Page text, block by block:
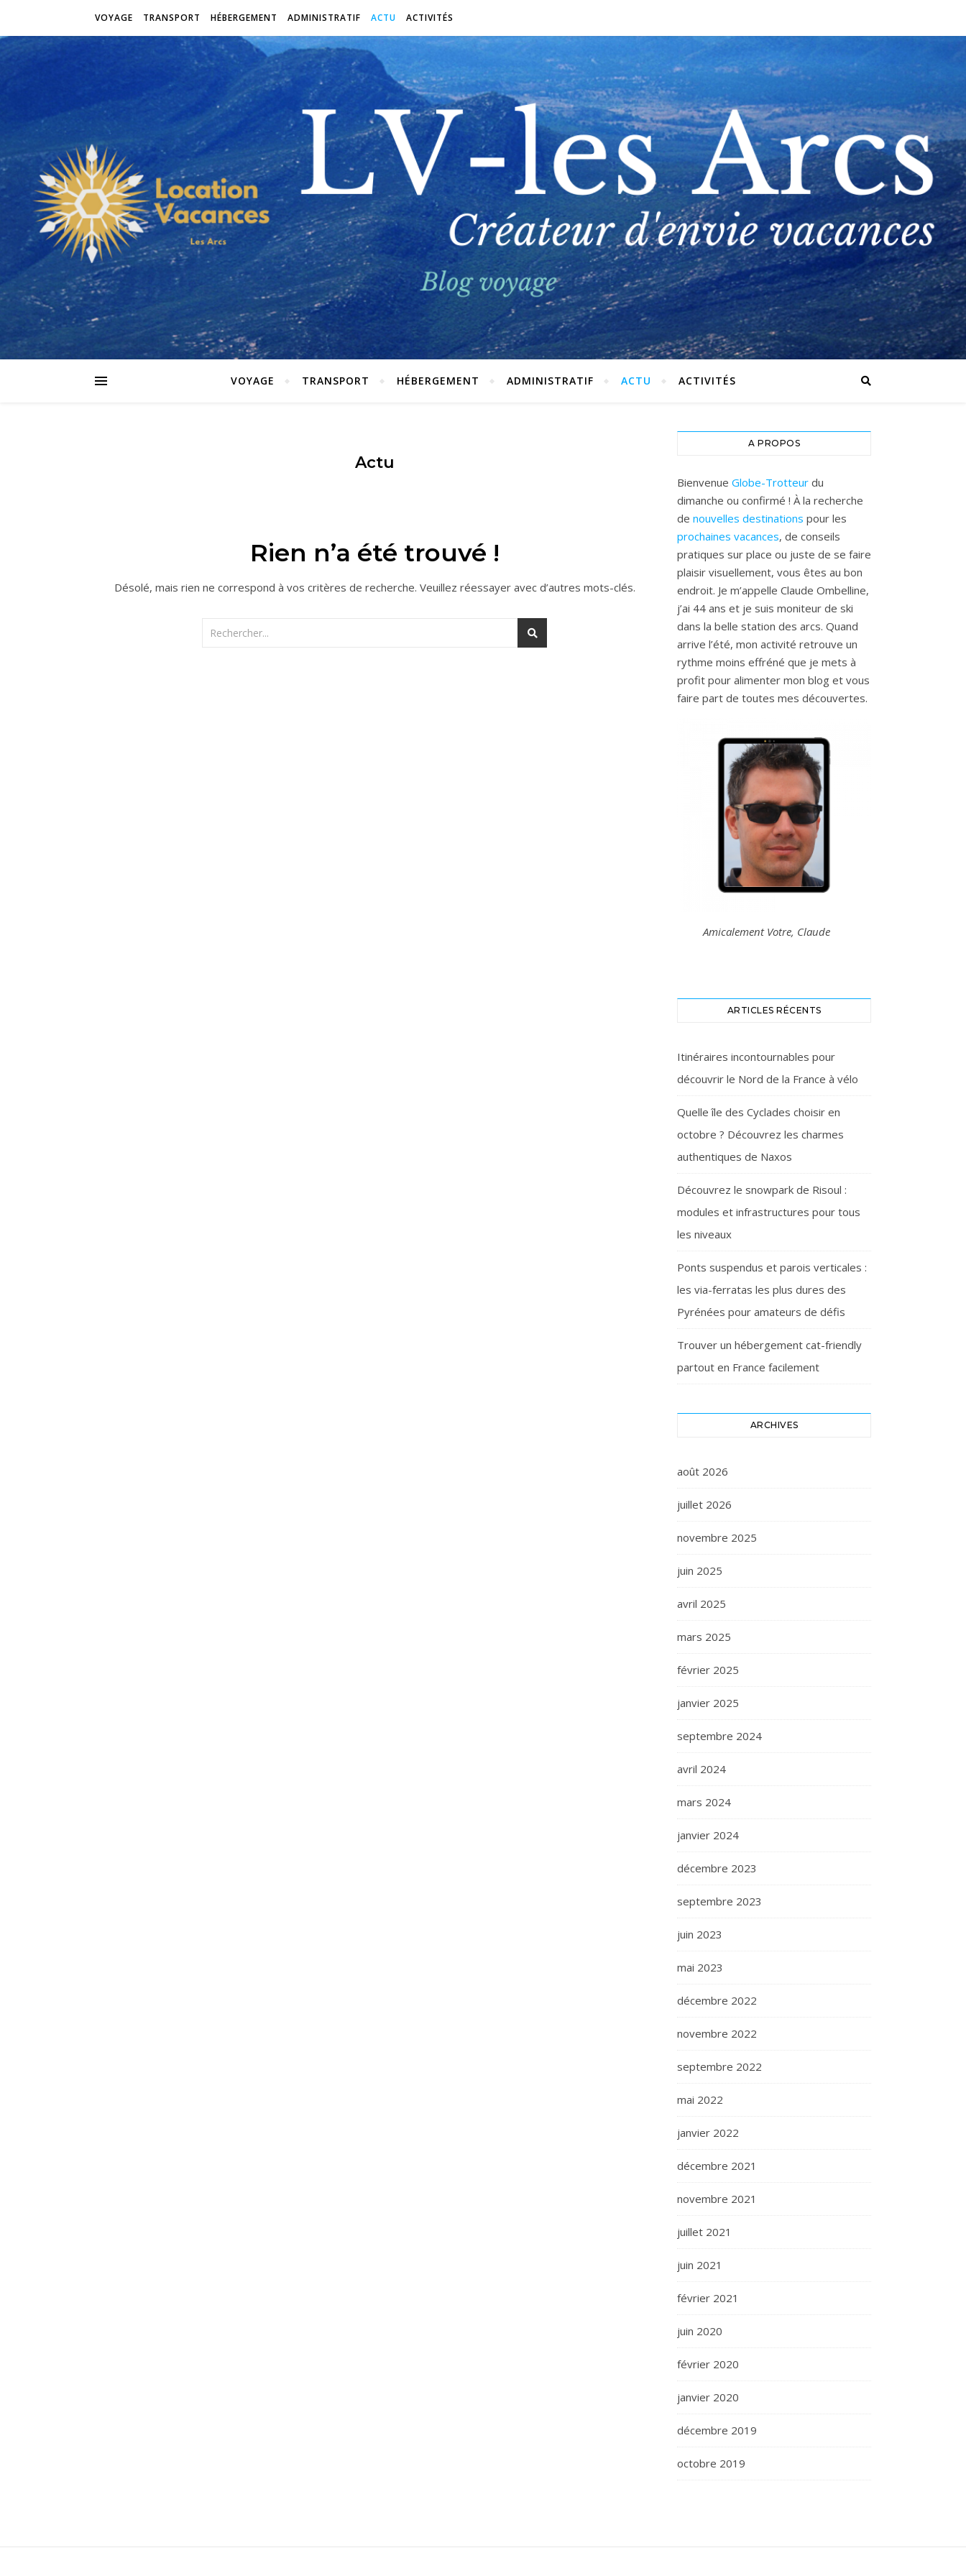
VOYAGE TRANSPORT HÉBERGEMENT ADMINISTRATIF ACTU ACTIVITÉS
VOYAGE TRANSPORT HÉBERGEMENT ADMINISTRATIF ACTU ACTIVITÉS
Actu
Rien n’a été trouvé !
Désolé, mais rien ne correspond à vos critères de recherche. Veuillez réessayer avec d’autres mots-clés.
A PROPOS
Bienvenue Globe-Trotteur du
dimanche ou confirmé ! À la recherche
de nouvelles destinations pour les
prochaines vacances, de conseils
pratiques sur place ou juste de se faire
plaisir visuellement, vous êtes au bon
endroit. Je m’appelle Claude Ombelline,
j’ai 44 ans et je suis moniteur de ski
dans la belle station des arcs. Quand
arrive l’été, mon activité retrouve un
rythme moins effréné que je mets à
profit pour alimenter mon blog et vous
faire part de toutes mes découvertes.
Amicalement Votre, Claude
ARTICLES RÉCENTS
Itinéraires incontournables pour
découvrir le Nord de la France à vélo
Quelle île des Cyclades choisir en
octobre ? Découvrez les charmes
authentiques de Naxos
Découvrez le snowpark de Risoul :
modules et infrastructures pour tous
les niveaux
Ponts suspendus et parois verticales :
les via-ferratas les plus dures des
Pyrénées pour amateurs de défis
Trouver un hébergement cat-friendly
partout en France facilement
ARCHIVES
août 2026
juillet 2026
novembre 2025
juin 2025
avril 2025
mars 2025
février 2025
janvier 2025
septembre 2024
avril 2024
mars 2024
janvier 2024
décembre 2023
septembre 2023
juin 2023
mai 2023
décembre 2022
novembre 2022
septembre 2022
mai 2022
janvier 2022
décembre 2021
novembre 2021
juillet 2021
juin 2021
février 2021
juin 2020
février 2020
janvier 2020
décembre 2019
octobre 2019